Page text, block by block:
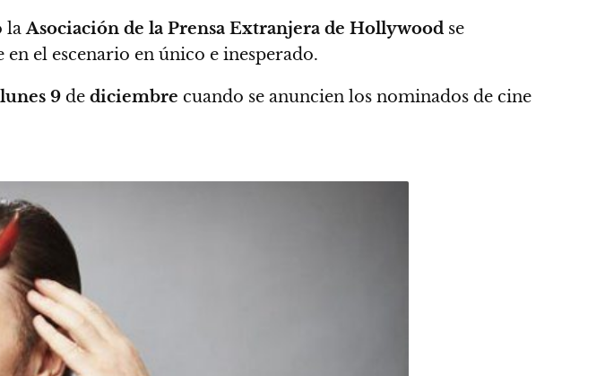
laAsociación de la Prensa Extranjera de Hollywood se
el escenario en único e inesperado.
lunes 9 de diciembre cuando se anuncien los nominados de cine